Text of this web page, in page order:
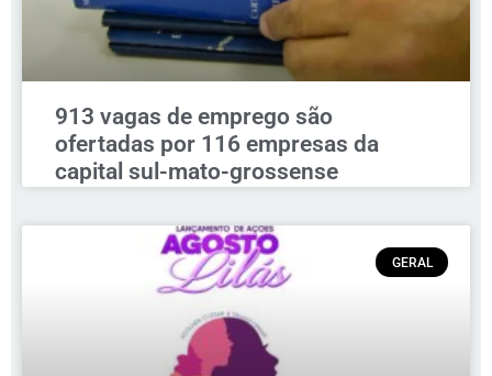
913 vagas de emprego são
ofertadas por 116 empresas da
capital sul-mato-grossense
GERAL